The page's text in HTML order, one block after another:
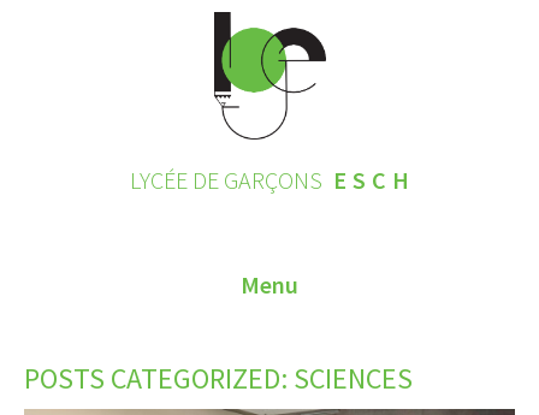
LYCÉE DE GARÇONS ESCH
Menu
CONTACT
POSTS CATEGORIZED: SCIENCES